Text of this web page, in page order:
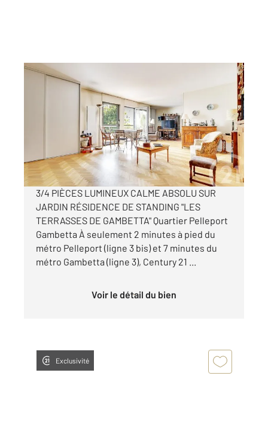
PARIS 75020
, 3 pièces
Appartement F3 à vendre
760 000 €
Visiter le site dédié
3/4 PIÈCES LUMINEUX CALME ABSOLU SUR
JARDIN RÉSIDENCE DE STANDING "LES
TERRASSES DE GAMBETTA" Quartier Pelleport
Gambetta À seulement 2 minutes à pied du
métro Pelleport (ligne 3 bis) et 7 minutes du
métro Gambetta (ligne 3), Century 21 ...
Voir le détail du bien
Exclusivité